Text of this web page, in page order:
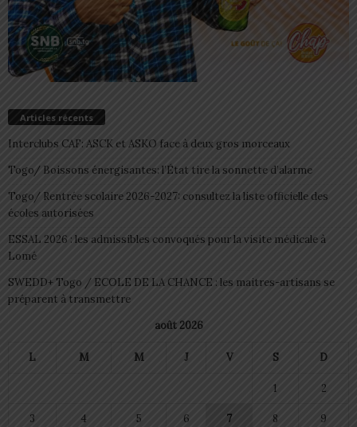
Articles récents
Interclubs CAF: ASCK et ASKO face à deux gros morceaux
Togo/ Boissons énergisantes: l’État tire la sonnette d’alarme
Togo/ Rentrée scolaire 2026-2027: consultez la liste officielle des
écoles autorisées
ESSAL 2026 : les admissibles convoqués pour la visite médicale à
Lomé
SWEDD+ Togo / ECOLE DE LA CHANCE : les maitres-artisans se
préparent à transmettre
août 2026
L M M J V S D
1 2
3 4 5 6 7 8 9